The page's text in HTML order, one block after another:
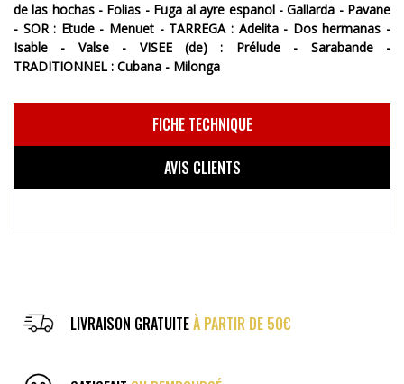
de las hochas - Folias - Fuga al ayre espanol - Gallarda - Pavane
- SOR : Etude - Menuet - TARREGA : Adelita - Dos hermanas -
Isable - Valse - VISEE (de) : Prélude - Sarabande -
TRADITIONNEL : Cubana - Milonga
FICHE TECHNIQUE
AVIS CLIENTS
LIVRAISON GRATUITEÀ PARTIR DE 50€